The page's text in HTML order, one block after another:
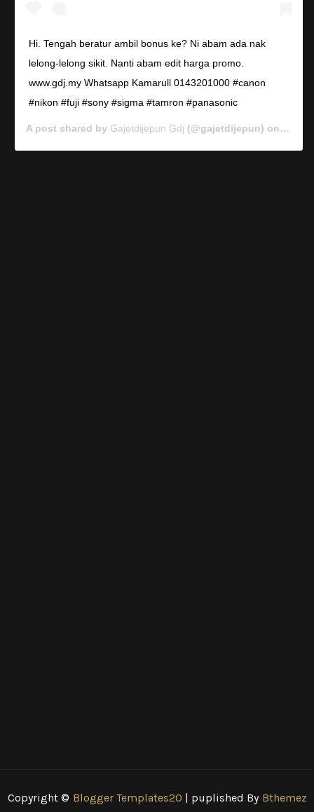
Hi. Tengah beratur ambil bonus ke? Ni abam ada nak
lelong-lelong sikit. Nanti abam edit harga promo.
www.gdj.my Whatsapp Kamarull 0143201000 #canon
#nikon #fuji #sony #sigma #tamron #panasonic
A post shared by Gajetdijepun Gdj (@gajetdijepun) on Jan 7,
Copyright © Blogger Templates20 | puplished By Bthemez